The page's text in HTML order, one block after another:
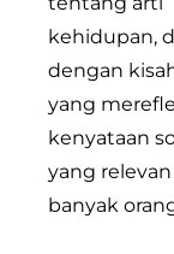
kehidupan,
dengan
yang
kenyataan
yang
banyak